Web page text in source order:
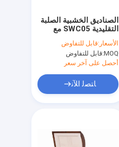
الصناديق الخشبية الصلبة
التقليدية SWC05 مع
المخملية
الأسعار:قابل للتفاوض
MOQ: قابل للتفاوض
أحصل على آخر سعر
ﺎﺘﺼﻟ ﺍﻶﻧ